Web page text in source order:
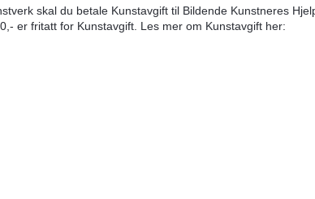
skal du betale Kunstavgift til Bildende Kunstneres
er fritatt for Kunstavgift. Les mer om Kunstavgift her: